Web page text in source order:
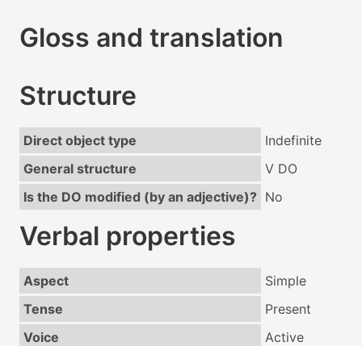
Gloss and translation
Structure
Direct object type
Indefinite
General structure
V DO
Is the DO modified (by an adjective)? No
Verbal properties
Aspect
Simple
Tense
Present
Voice
Active